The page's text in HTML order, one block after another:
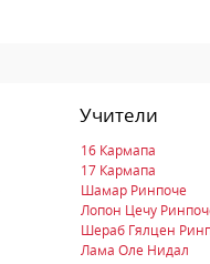
Учители
16 Кармапа
17 Кармапа
Шамар Ринпоче
Лопон Цечу
Шераб Гялцен
Лама Оле Нидал